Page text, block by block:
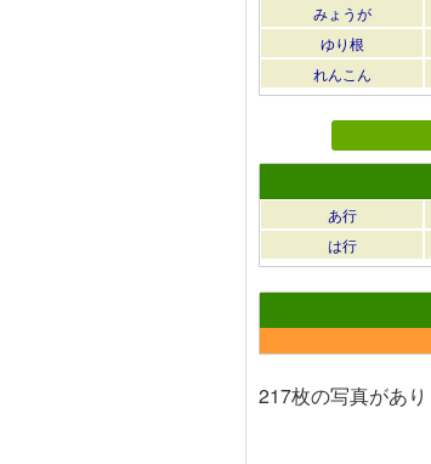
みょうが
ゆり根
れんこん
あ行
は行
217枚の写真があ